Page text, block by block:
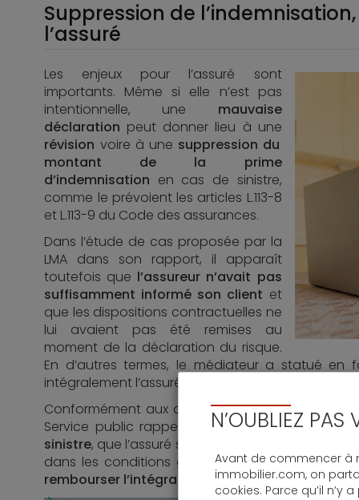
Suppression de
l’assuré
Les enjeux pour l’assuré sont
importants. Même si elle n’est pas
intentionnelle, une mauvaise
déclaration peut donner lieu à une
révision voire à une suppression du
montant de la prime
d’indemnisation en cas de sinistre,
comme le prévoient les articles L.113-8
et L.113-9 du Code des assurances.
Dans l’étude de cas proposée par la
LMA dans son rapport, il apparaît
toutefois que l’assureur n’avait pas
suffisamment informé son client et
que les dispositions contractuelles ne
lui avaient pas été remises au
moment de la déclaration du risque.
En d’autres termes, le médiateur a statué en
intégralement l’assuré, sans application de la
Conformément aux articles L113-1 à L113-17 et
Service public rappelle, par ailleurs, que
sinistre, que l’assuré soit ou non en cause.
dans les conditions générales du contrat et
rembourser l’intégralité des cotisationstrop-
N’OUBLIEZ
Avant de commencer à
immobilier.com, on
cookies. Parce qu’il n’y